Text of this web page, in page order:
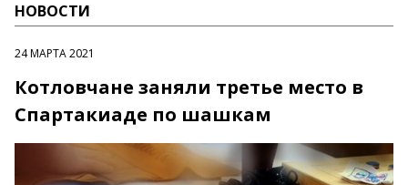
НОВОСТИ
24 МАРТА 2021
Котловчане заняли третье место в
Спартакиаде по шашкам